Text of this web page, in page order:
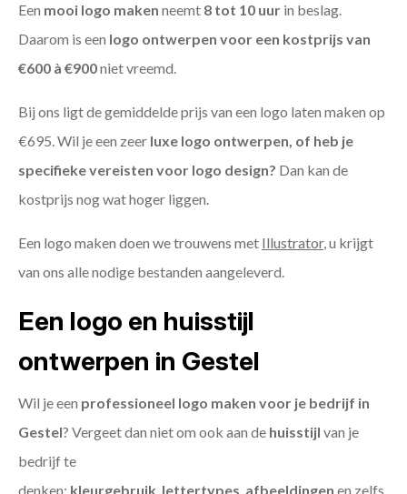
Een mooi logo maken neemt 8 tot 10 uur in beslag.
Daarom is een logo ontwerpen voor een kostprijs van
€600 à €900niet vreemd.
Bij ons ligt de gemiddelde prijs van een logo laten maken op
€695. Wil je een zeer luxe logo ontwerpen, of heb je
specifieke vereisten voor logo design? Dan kan de
kostprijs nog wat hoger liggen.
Een logo maken doen we trouwens met Illustrator, u krijgt
van ons alle nodige bestanden aangeleverd.
Een logo en huisstijl
ontwerpen in Gestel
Wil je een professioneel logo maken voor je bedrijf in
Gestel? Vergeet dan niet om ook aan de huisstijl van je
bedrijf te
denken: kleurgebruik lettertypes afbeeldingen en zelfs